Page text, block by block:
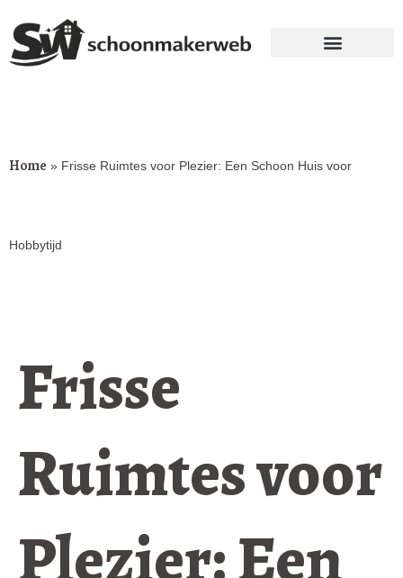
Home » Frisse Ruimtes voor Plezier: Een Schoon Huis voor
Hobbytijd
Frisse
Ruimtes voor
Plezier: Een